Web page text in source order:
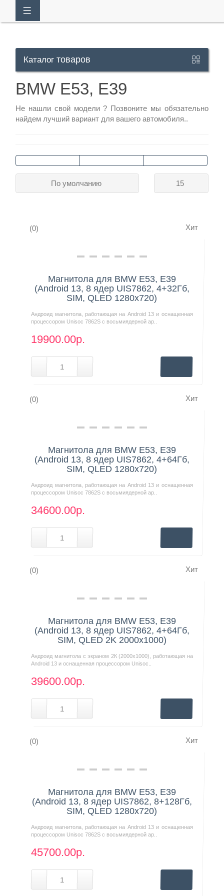
+7
929
26
Каталог товаров
BMW E53, E39
Не нашли свой модели ? Позвоните мы обязательно
найдем лучший вариант для вашего автомобиля..
15
По умолчанию
(0) Хит
Нашли дешевле?
Магнитола для BMW E53, E39
(Android 13, 8 ядер UIS7862, 4+32Гб,
SIM, QLED 1280x720)
Андроид магнитола, работающая на Android 13 и оснащенная
процессором Unisoc 7862S с восьмиядерной ар..
19900.00р.
(0) Хит
Нашли дешевле?
Магнитола для BMW E53, E39
(Android 13, 8 ядер UIS7862, 4+64Гб,
SIM, QLED 1280x720)
Андроид магнитола, работающая на Android 13 и оснащенная
процессором Unisoc 7862S с восьмиядерной ар..
34600.00р.
(0) Хит
Нашли дешевле?
Магнитола для BMW E53, E39
(Android 13, 8 ядер UIS7862, 4+64Гб,
SIM, QLED 2K 2000x1000)
Андроид магнитола с экраном 2К (2000х1000), работающая на
Android 13 и оснащенная процессором Unisoc..
39600.00р.
(0) Хит
Нашли дешевле?
Магнитола для BMW E53, E39
(Android 13, 8 ядер UIS7862, 8+128Гб,
SIM, QLED 1280x720)
Андроид магнитола, работающая на Android 13 и оснащенная
процессором Unisoc 7862S с восьмиядерной ар..
45700.00р.